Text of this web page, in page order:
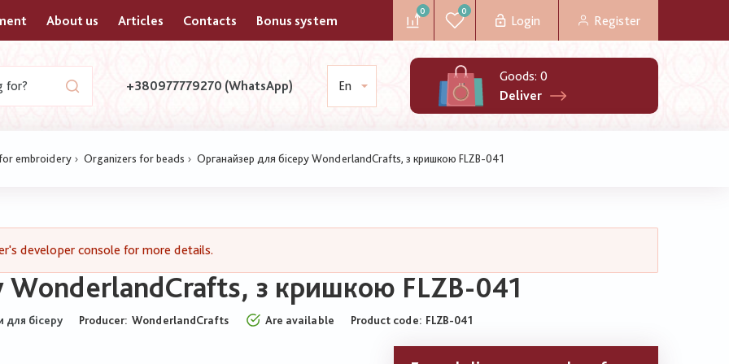
About us Articles Contacts Bonus system
0 0
Login Register
+380977779270 (WhatsApp) En
Goods: 0
Deliver
embroidery Organizers for beads Органайзер для бісеру WonderlandCrafts, з кришкою FLZB-041
developer console for more details.
WonderlandCrafts, з кришкою FLZB-041
для бісеру Producer: WonderlandCrafts Are available Product code FLZB-041